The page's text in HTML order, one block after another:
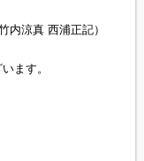
涼真 西浦正記）
ます。